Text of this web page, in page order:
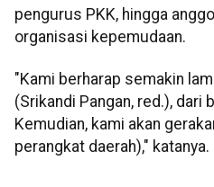
pengurus PKK, hingga
organisasi kepemudaan.
"Kami berharap semakin
(Srikandi Pangan, red.), dari
Kemudian, kami akan
perangkat daerah)," katanya.